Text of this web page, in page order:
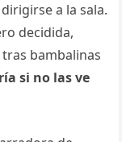
a la sala.
decidida,
bambalinas
si no las ve